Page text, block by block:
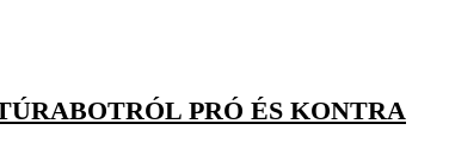
PRÓ ÉS KONTRA